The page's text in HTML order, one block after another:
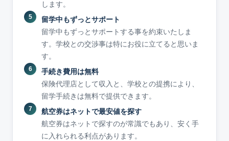
します。
留学中もずっとサポート
留学中もずっとサポートする事を約束いたしま
す。学校との交渉事は特にお役に立てると思いま
す。
手続き費用は無料
保険代理店として収入と、学校との提携により、
留学手続きは無料で提供できます。
航空券はネットで最安値を探す
航空券はネットで探すのが常識でもあり、安く手
に入れられる利点があります。